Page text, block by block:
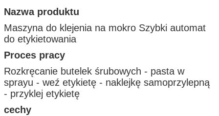
Nazwa produktu
Maszyna do klejenia na mokro Szybki automat
do etykietowania
Proces pracy
Rozkręcanie butelek śrubowych - pasta w
sprayu - weź etykietę - naklejkę samoprzylepną
- przyklej etykietę
cechy